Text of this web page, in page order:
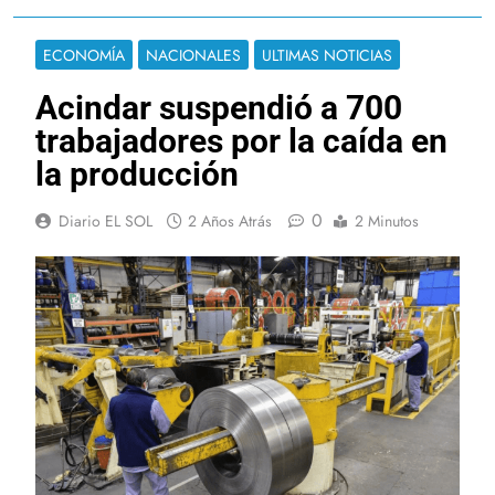
ECONOMÍA NACIONALES ULTIMAS NOTICIAS
Acindar suspendió a 700
trabajadores por la caída en
la producción
Diario EL SOL 2 Años Atrás 0 2 Minutos